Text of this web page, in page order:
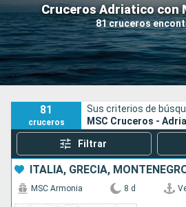
Cruceros Adriatico con
81 cruceros
Nuestros destinos
Fecha de salida
Puertos
81
cruceros
Sus criterios de
MSC Cruceros -
Filtrar
MSC Armonia 8 d